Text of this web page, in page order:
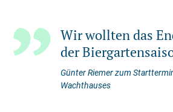
Wir wollten das
der
Günter Riemer zum
Wachthauses